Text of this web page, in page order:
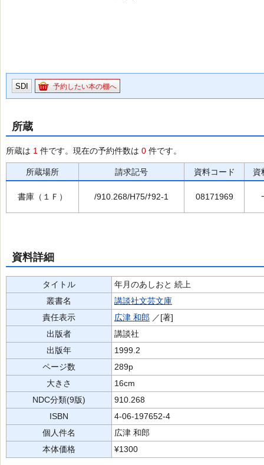
SDI 予約したい本の棚へ
所蔵
所蔵は 1 件です。現在の予約件数は 0 件です。
所蔵場所 請求記号 資料コード 資
書庫（１Ｆ） /910.268/H75/ﾅ92-1 08171969
資料詳細
タイトル
年月のあしおと 続上
叢書名
講談社文芸文庫
責任表示
広津 和郎 ／[著]
出版者
講談社
出版年
1999.2
ページ数
289p
大きさ
16cm
NDC分類(9版)
910.268
ISBN
4-06-197652-4
個人件名
広津 和郎
本体価格
¥1300